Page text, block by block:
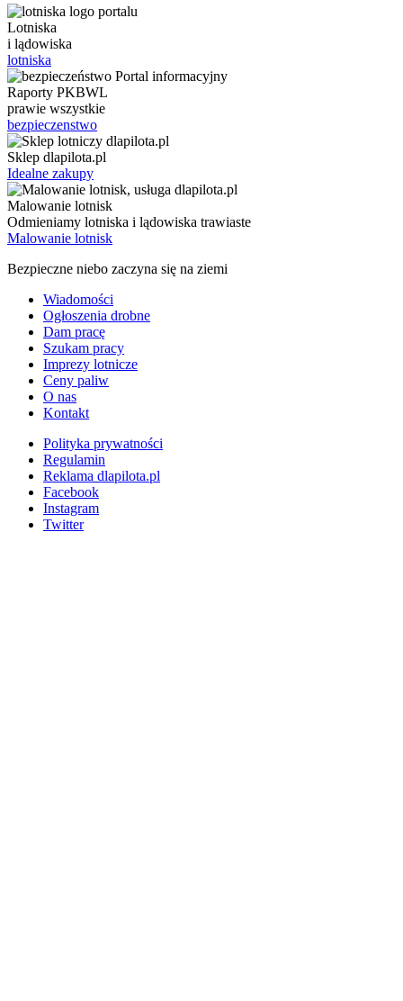
Lotniska
i lądowiska
lotniska
Raporty PKBWL
prawie wszystkie
bezpieczenstwo
Sklep dlapilota.pl
Idealne zakupy
Malowanie lotnisk
Odmieniamy lotniska i lądowiska trawiaste
Malowanie lotnisk
Bezpieczne niebo zaczyna się na ziemi
Wiadomości
Ogłoszenia drobne
Dam pracę
Szukam pracy
Imprezy lotnicze
Ceny paliw
O nas
Kontakt
Polityka prywatności
Regulamin
Reklama dlapilota.pl
Facebook
Instagram
Twitter